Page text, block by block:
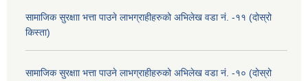
सामाजिक सुरक्षाा भत्ता पाउने लाभग्राहीहरुको अभिलेख वडा नं. -११ (दोस्रो
किस्ता)
सामाजिक सुरक्षाा भत्ता पाउने लाभग्राहीहरुको अभिलेख वडा नं. -१० (दोस्रो